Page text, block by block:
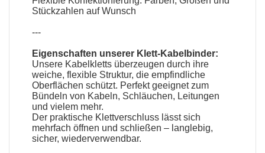
Stückzahlen auf Wunsch
---
Eigenschaften unserer Klett-Kabelbinder:
Unsere Kabelkletts überzeugen durch ihre
weiche, flexible Struktur, die empfindliche
Oberflächen schützt. Perfekt geeignet zum
Bündeln von Kabeln, Schläuchen, Leitungen
und vielem mehr.
Der praktische Klettverschluss lässt sich
mehrfach öffnen und schließen – langlebig,
sicher, wiederverwendbar.